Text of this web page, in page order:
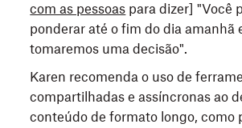
com as pessoas para dizer] "Você
ponderar até o fim do dia amanhã
tomaremos uma decisão".
Karen recomenda o uso de
compartilhadas e assíncronas ao
conteúdo de formato longo, como